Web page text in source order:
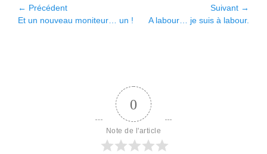
Navigation
de
← Précédent
Article
Et un nouveau moniteur… un !
Suivant →
ArticleA labour… je suis à labour.
0
Note de l'article